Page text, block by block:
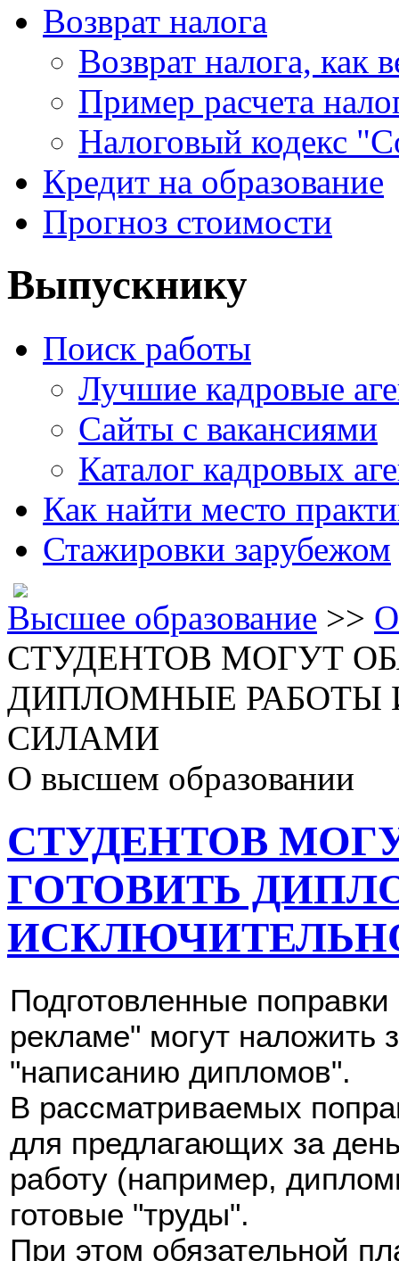
Возврат налога
Возврат налога, как
Пример расчета
Налоговый кодекс
Кредит на образование
Прогноз стоимости
Выпускнику
Поиск работы
Лучшие кадровые
Сайты с вакансиями
Каталог кадровых
Как найти место
Стажировки зарубежом
Высшее образование >>
СТУДЕНТОВ МОГУТ
ДИПЛОМНЫЕ РАБОТЫ
СИЛАМИ
О высшем образовании
СТУДЕНТОВ
ГОТОВИТЬ
Подготовленные
рекламе" могут наложить
"написанию дипломов".
В рассматриваемых
для предлагающих за
работу (например,
готовые "труды".
При этом обязательной